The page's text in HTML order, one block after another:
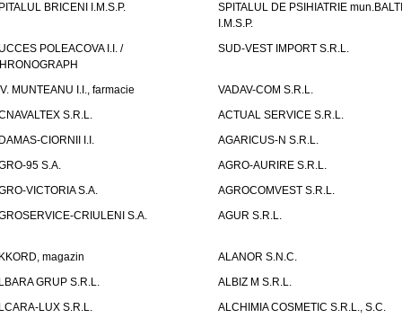
BRICENI I.M.S.P.
SPITALUL DE PSIHIATRIE mun.BALTI
I.M.S.P.
POLEACOVA I.I. /
SUD-VEST IMPORT S.R.L.
MUNTEANU I.I., farmacie
VADAV-COM S.R.L.
S.R.L.
ACTUAL SERVICE S.R.L.
CIORNII I.I.
AGARICUS-N S.R.L.
95 S.A.
AGRO-AURIRE S.R.L.
VICTORIA S.A.
AGROCOMVEST S.R.L.
CRIULENI S.A.
AGUR S.R.L.
magazin
ALANOR S.N.C.
GRUP S.R.L.
ALBIZ M S.R.L.
LUX S.R.L.
ALCHIMIA COSMETIC S.R.L., S.C.